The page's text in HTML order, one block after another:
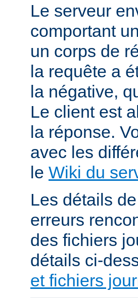
Le serveur
comportant
un corps de
la requête a
la négative,
Le client est
la réponse.
avec les
le Wiki du
Les détails
erreurs
des fichiers
détails ci-
et fichiers